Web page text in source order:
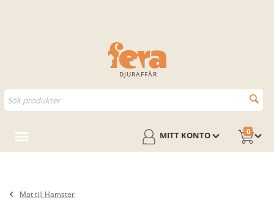
DJURAFFÄR
0
MITT KONTO
Mat till Hamster